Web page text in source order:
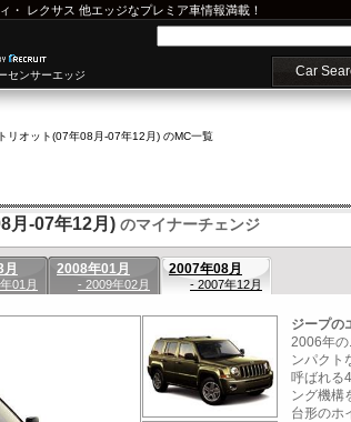
・ レクサス 他エッジなプレミア車情報満載！
センサーエッジ Car
リオット(07年08月-07年12月) のMC一覧
月-07年12月) のマイナーチェンジ
01月
2008年01月
- 2009年02月
2007年08月
- 2007年12月
ジープの
2006年の
ンパクト
呼ばれる
ング機構
台形のホ